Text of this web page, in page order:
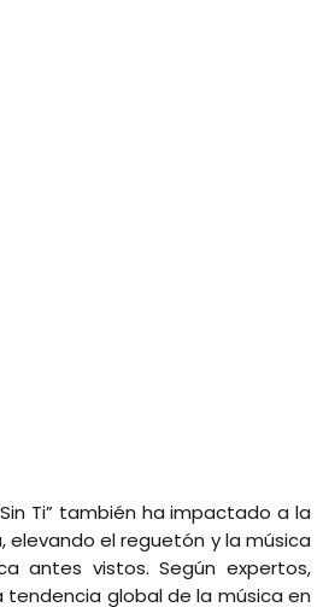
Ti” también ha impactado a la
elevando el reguetón y la música
antes vistos. Según expertos,
global de la música en